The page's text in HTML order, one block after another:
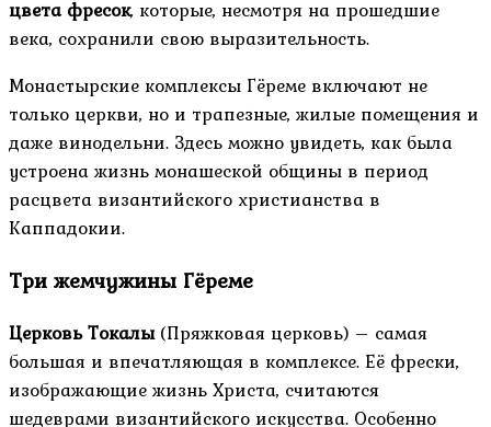
цвета фресок, которые, несмотря на прошедшие
века, сохранили свою выразительность.
Монастырские комплексы Гёреме включают не
только церкви, но и трапезные, жилые помещения и
даже винодельни. Здесь можно увидеть, как была
устроена жизнь монашеской общины в период
расцвета византийского христианства в
Каппадокии.
Три жемчужины Гёреме
Церковь Токалы(Пряжковая церковь) – самая
большая и впечатляющая в комплексе. Её фрески,
изображающие жизнь Христа, считаются
шедеврами византийского искусства. Особенно